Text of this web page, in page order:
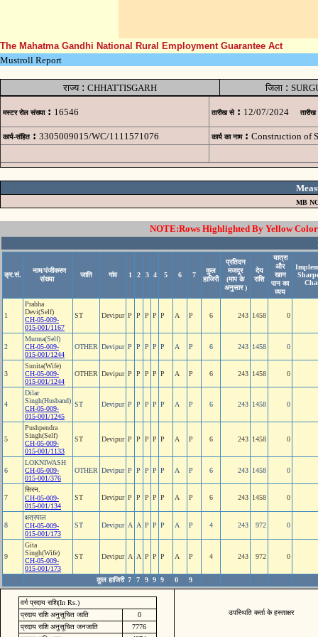
The Mahatma Gandhi National Rural Employment Guarantee Act
Mustroll Report
राज्य: CHHATTISGARH जिला:
मस्टर रोल संख्या : 16546 तारीख से : 12/07/2024 तारीख
कार्य-संहित : 3305009015/WC/1111571076 कार्य का नाम : Construction of
MB
NOTE:Rows Highlighted By Yellow
क्र.सं.
नाम/पंजीकरण
संख्या
जाति गांव 1 2 3 4 5 6 7
कुल
हाजिरी
प्रतिदन
मजदूर
(माप के
अनुसार )
देय
राशि
यात्रा
और
खान
पान का
व्यय
1
Prabha
Devi(Self)
CH-05-009-
015-001/1167
ST Devipur P P P P P A P 6 243 1458 0
2
Munna(Self)
CH-05-009-
015-001/1244
OTHER Devipur P P P P P A P 6 243 1458 0
3
Sunita(Wife)
CH-05-009-
015-001/1244
OTHER Devipur P P P P P A P 6 243 1458 0
4
Dilar
Singh(Husband)
CH-05-009-
015-001/1245
ST Devipur P P P P P A P 6 243 1458 0
5
Pushpendra
Singh(Self)
CH-05-009-
015-001/1133
ST Devipur P P P P P A P 6 243 1458 0
6
LOKNIWASH
CH-05-009-
015-001/376
OTHER Devipur P P P P P A P 6 243 1458 0
7
सिरन.
CH-05-009-
015-001/134
ST Devipur P P P P P A P 6 243 1458 0
8
क्षत्रपाल
CH-05-009-
015-001/173
ST Devipur A A P P P A P 4 243 972 0
9
Gita
Singh(Wife)
CH-05-009-
015-001/173
ST Devipur A A P P P A P 4 243 972 0
कुल हाजिरी 7 7 9 9 9 0 9
वर्ग प्रदाय राशि(In Rs.)
प्रदाय राशि अनुसूचित जाति
0
प्रदाय राशि अनुसूचित जनजाति
7776
उपस्थिति कर्ता के हस्ताक्षर